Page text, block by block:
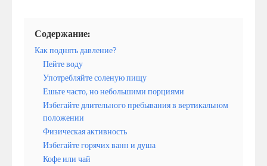
Содержание:
Как поднять давление?
Пейте воду
Употребляйте соленую пищу
Ешьте часто, но небольшими порциями
Избегайте длительного пребывания в вертикальном
положении
Физическая активность
Избегайте горячих ванн и душа
Кофе или чай